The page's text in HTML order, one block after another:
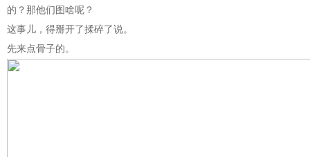
的？那他们图啥呢？
这事儿，得掰开了揉碎了说。
先来点骨子的。